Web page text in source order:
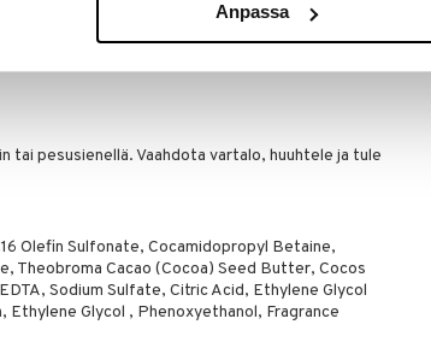
Anpassa
tai pesusienellä. Vaahdota vartalo, huuhtele ja tule
Olefin Sulfonate, Cocamidopropyl Betaine,
Theobroma Cacao (Cocoa) Seed Butter, Cocos
Sodium Sulfate, Citric Acid, Ethylene Glycol
Glycol , Phenoxyethanol, Fragrance